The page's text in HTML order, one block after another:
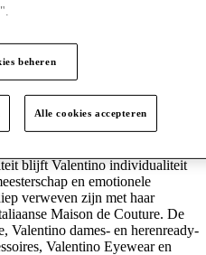
opgericht door Valentino
een blijvend symbool van
blijft Valentino individualiteit
en emotionele
verweven zijn met haar
Maison de Couture. De
Valentino dames- en herenready-
Valentino Eyewear en
beheren
Alle cookies accepteren